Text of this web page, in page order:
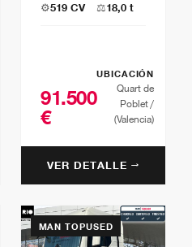
⚙️519 CV ⚖️18,0 t
91.500
€
UBICACIÓN
Quart de
Poblet /
(Valencia)
VER DETALLE →
MAN TOPUSED